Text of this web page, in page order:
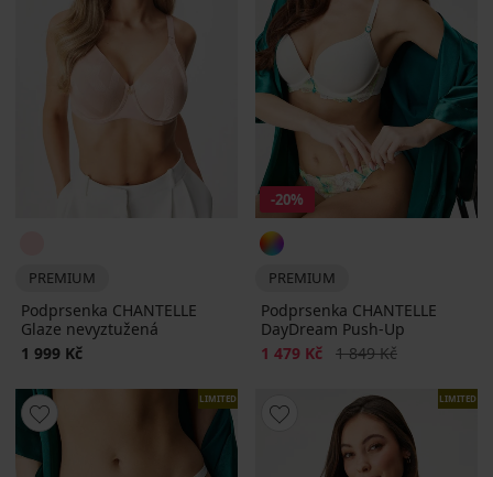
PREMIUM
Podprsenka CHANTELLE
Glaze nevyztužená
1 999 Kč
-20%
PREMIUM
Podprsenka CHANTELLE
DayDream Push-Up
Sleva
1 479 Kč Původní cena
1 849 Kč
LIMITED LIMITED